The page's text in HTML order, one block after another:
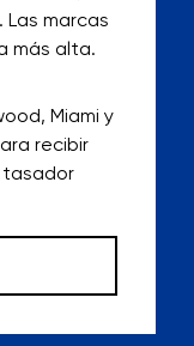
marcas
más alta.
Miami y
recibir
tasador